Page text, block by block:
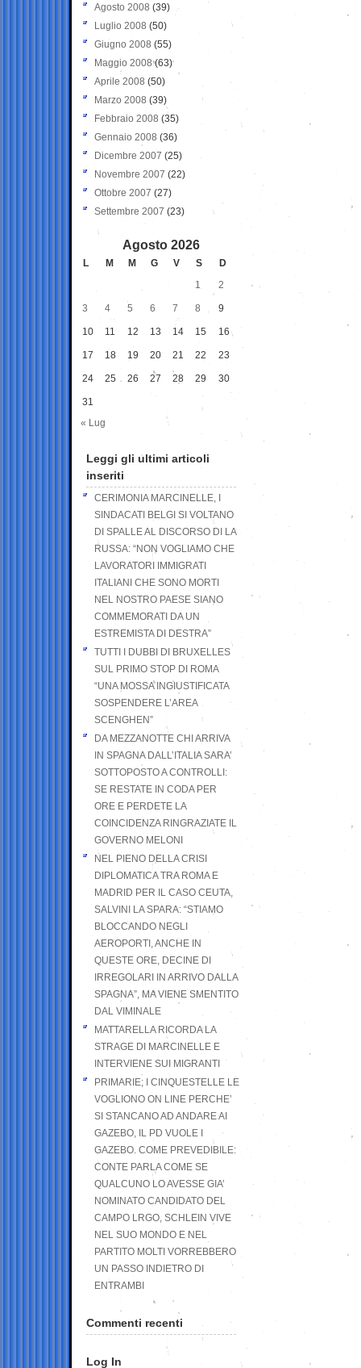
Agosto 2008 (39)
Luglio 2008 (50)
Giugno 2008 (55)
Maggio 2008(63)
Aprile 2008 (50)
Marzo 2008 (39)
Febbraio 2008 (35)
Gennaio 2008 (36)
Dicembre 2007 (25)
Novembre 2007 (22)
Ottobre 2007 (27)
Settembre 2007 (23)
Agosto 2026
L M M G V S
D
1
2
3 4 5 6 7 8 9
10 11 12 13 14 15 16
17 18 19 20 21 22 23
24 25 26 27 28 29 30
31
« Lug
Leggi gli ultimi articoli
inseriti
CERIMONIA MARCINELLE, I
SINDACATI BELGI SI VOLTANO
DI SPALLE AL DISCORSO DI LA
RUSSA: “NON VOGLIAMO CHE
LAVORATORI IMMIGRATI
ITALIANI CHE SONO MORTI
NEL NOSTRO PAESE SIANO
COMMEMORATI DA UN
ESTREMISTA DI DESTRA”
TUTTI I DUBBI DI BRUXELLES
SUL PRIMO STOP DI ROMA
“UNA MOSSA INGIUSTIFICATA
SOSPENDERE L’AREA
SCENGHEN”
DA MEZZANOTTE CHI ARRIVA
IN SPAGNA DALL’ITALIA SARA’
SOTTOPOSTO A CONTROLLI:
SE RESTATE IN CODA PER
ORE E PERDETE LA
COINCIDENZA RINGRAZIATE IL
GOVERNO MELONI
NEL PIENO DELLA CRISI
DIPLOMATICA TRA ROMA E
MADRID PER IL CASO CEUTA,
SALVINI LA SPARA: “STIAMO
BLOCCANDO NEGLI
AEROPORTI, ANCHE IN
QUESTE ORE, DECINE DI
IRREGOLARI IN ARRIVO DALLA
SPAGNA”, MA VIENE SMENTITO
DAL VIMINALE
MATTARELLA RICORDA LA
STRAGE DI MARCINELLE E
INTERVIENE SUI MIGRANTI
PRIMARIE; I CINQUESTELLE LE
VOGLIONO ON LINE PERCHE’
SI STANCANO AD ANDARE AI
GAZEBO, IL PD VUOLE I
GAZEBO. COME PREVEDIBILE:
CONTE PARLA COME SE
QUALCUNO LO AVESSE GIA’
NOMINATO CANDIDATO DEL
CAMPO LRGO, SCHLEIN VIVE
NEL SUO MONDO E NEL
PARTITO MOLTI VORREBBERO
UN PASSO INDIETRO DI
ENTRAMBI
Commenti recenti
Log In